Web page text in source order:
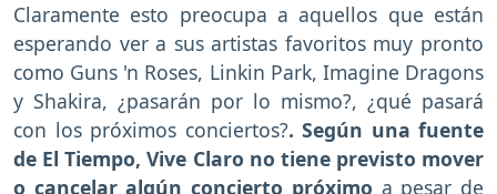
Claramente esto preocupa a aquellos que están
esperando ver a sus artistas favoritos muy pronto
como Guns 'n Roses, Linkin Park, Imagine Dragons
y Shakira, ¿pasarán por lo mismo?, ¿qué pasará
con los próximos conciertos?. Según una fuente
de El Tiempo, Vive Claro no tiene previsto mover
o cancelar algún concierto próximo a pesar de